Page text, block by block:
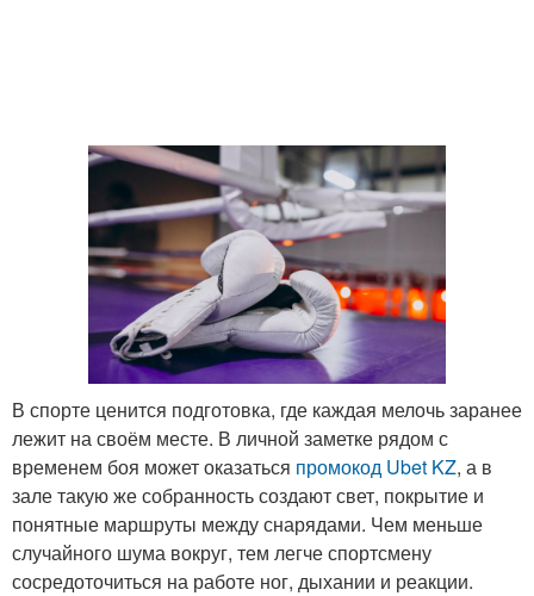
В спорте ценится подготовка, где каждая мелочь заранее
лежит на своём месте. В личной заметке рядом с
временем боя может оказаться промокод Ubet KZ, а в
зале такую же собранность создают свет, покрытие и
понятные маршруты между снарядами. Чем меньше
случайного шума вокруг, тем легче спортсмену
сосредоточиться на работе ног, дыхании и реакции.